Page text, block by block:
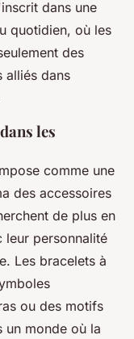
dans une
quotidien, où les
des
alliés dans
les
comme une
des accessoires
de plus en
leur personnalité
Les bracelets à
ou des motifs
un monde où la